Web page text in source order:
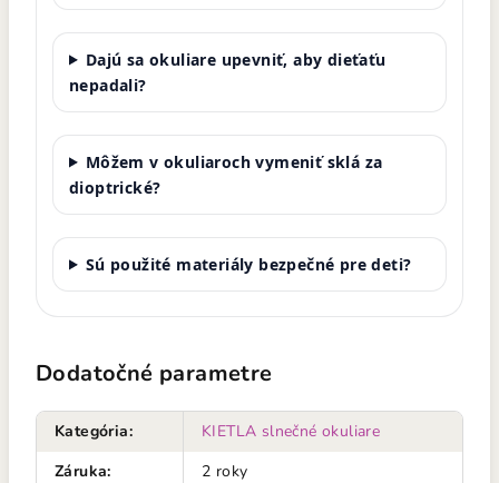
Dajú sa okuliare upevniť, aby dieťaťu
nepadali?
Môžem v okuliaroch vymeniť sklá za
dioptrické?
Sú použité materiály bezpečné pre deti?
Dodatočné parametre
Kategória:
KIETLA slnečné okuliare
Záruka:
2 roky